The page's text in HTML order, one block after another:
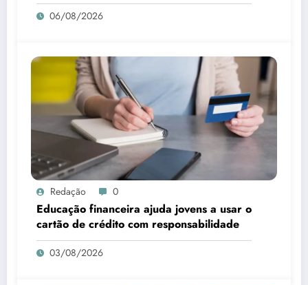
06/08/2026
Redação 0
Educação financeira ajuda jovens a usar o
cartão de crédito com responsabilidade
03/08/2026